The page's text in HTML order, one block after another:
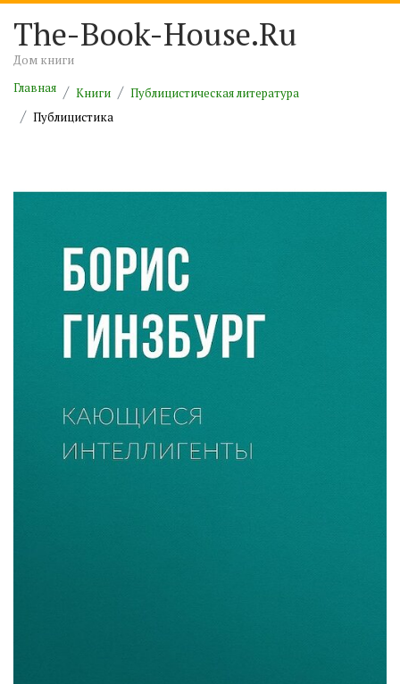
The-Book-House.Ru
Дом книги
Главная
Книги
Публицистическая литература
Публицистика